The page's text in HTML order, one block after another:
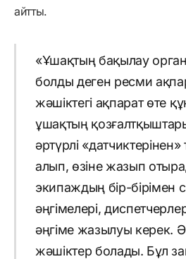
айтты.
«Ұшақтың бақылау
болды деген ресми
жәшіктегі ақпарат өте
ұшақтың
әртүрлі «датчиктерінен»
алып, өзіне жазып
экипаждың бір-бірімен
әңгімелері,
әңгіме жазылуы керек.
жәшіктер болады. Бұл